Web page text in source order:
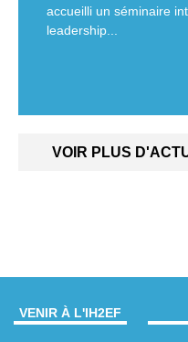
accueilli un séminaire
leadership...
VOIR PLUS
VENIR À L'IH2EF